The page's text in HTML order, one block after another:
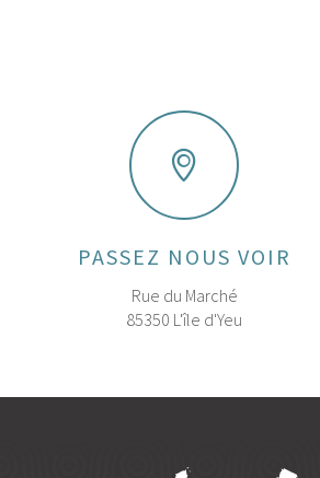
PASSEZ NOUS VOIR
Rue du Marché
85350 L'île d'Yeu